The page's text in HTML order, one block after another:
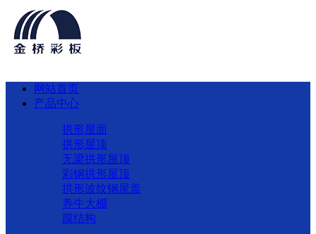
网站首页
产品中心
拱形屋面
拱形屋顶
无梁拱形屋顶
彩钢拱形屋顶
拱形波纹钢屋盖
养牛大棚
膜结构